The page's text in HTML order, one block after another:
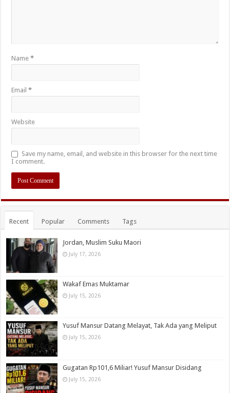
Name*
Email*
Website
Save my name, email, and website in this browser for the next time
I comment.
Recent Popular Comments Tags
Jordan, Muslim Suku Maori
July 17, 2026
Wakaf Emas Muktamar
July 15, 2026
Yusuf Mansur Datang Melayat, Tak Ada yang Meliput
July 15, 2026
Gugatan Rp101,6 Miliar! Yusuf Mansur Disidang
July 15, 2026